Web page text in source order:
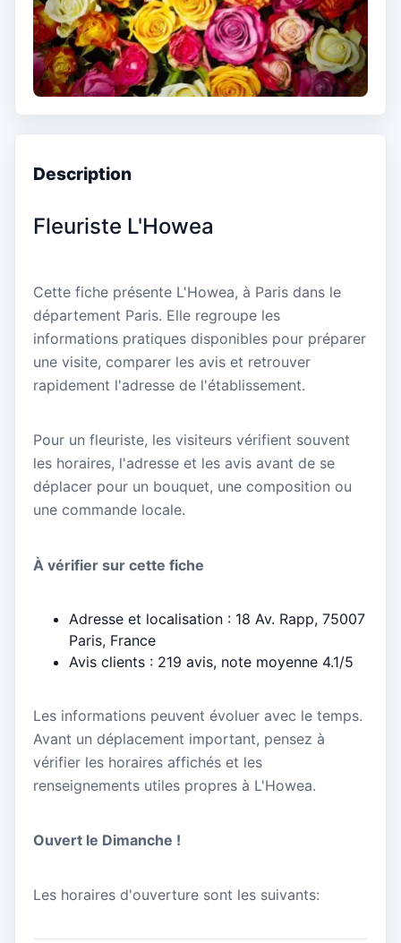
Description
Fleuriste L'Howea
Cette fiche présente L'Howea, à Paris dans le
département Paris. Elle regroupe les
informations pratiques disponibles pour préparer
une visite, comparer les avis et retrouver
rapidement l'adresse de l'établissement.
Pour un fleuriste, les visiteurs vérifient souvent
les horaires, l'adresse et les avis avant de se
déplacer pour un bouquet, une composition ou
une commande locale.
À vérifier sur cette fiche
Adresse et localisation : 18 Av. Rapp, 75007
Paris, France
Avis clients : 219 avis, note moyenne 4.1/5
Les informations peuvent évoluer avec le temps.
Avant un déplacement important, pensez à
vérifier les horaires affichés et les
renseignements utiles propres à L'Howea.
Ouvert le Dimanche !
Les horaires d'ouverture sont les suivants: